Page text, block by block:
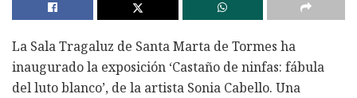
La Sala Tragaluz de Santa Marta de Tormes ha
inaugurado la exposición ‘Castaño de ninfas: fábula
del luto blanco’, de la artista Sonia Cabello. Una